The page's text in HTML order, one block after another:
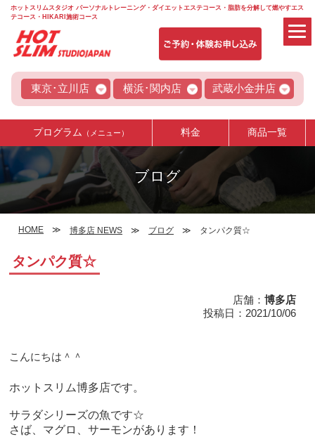
ホットスリムスタジオ パーソナルトレーニング・ダイエットエステコース・脂肪を分解して燃やすエス
テコース・HIKARI施術コース
東京･立川店 横浜･関内店 武蔵小金井店
プログラム （メニュー） 料金 商品一覧
ブログ
HOME 博多店 NEWS ブログ タンパク質☆
タンパク質☆
店舗： 博多店
投稿日：2021/10/06
こんにちは＾＾
ホットスリム博多店です。
サラダシリーズの魚です☆
さば、マグロ、サーモンがあります！